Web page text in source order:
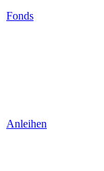
Fonds
Anleihen